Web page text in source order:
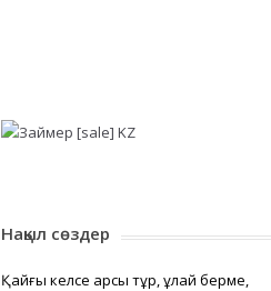
Нақыл сөздер
Қайғы келсе қарсы тұр, құлай берме,